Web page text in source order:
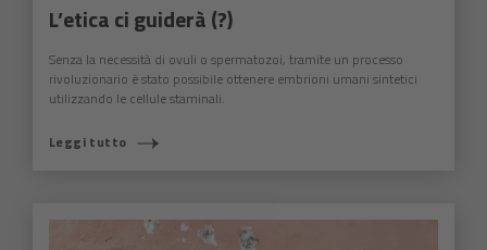
L’etica ci guiderà (?)
Senza la necessità di ovuli o spermatozoi, tramite un processo
rivoluzionario è stato possibile ottenere embrioni umani sintetici
utilizzando le cellule staminali.
Leggi tutto